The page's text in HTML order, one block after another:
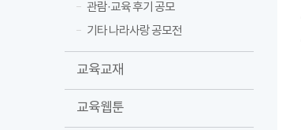
관람·교육 후기 공모
기타 나라사랑 공모전
교육교재
교육웹툰